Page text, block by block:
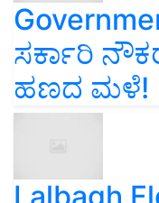
ಸರ್ಕಾರಿ
ಹಣದ ಮಳೆ!